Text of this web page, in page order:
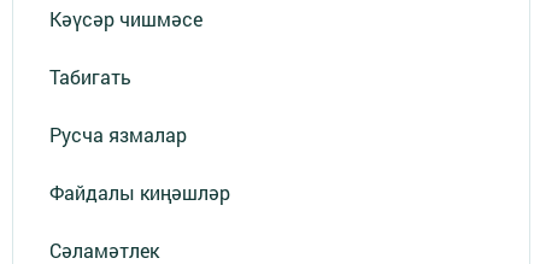
Кәүсәр чишмәсе
Табигать
Русча язмалар
Файдалы киңәшләр
Сәламәтлек